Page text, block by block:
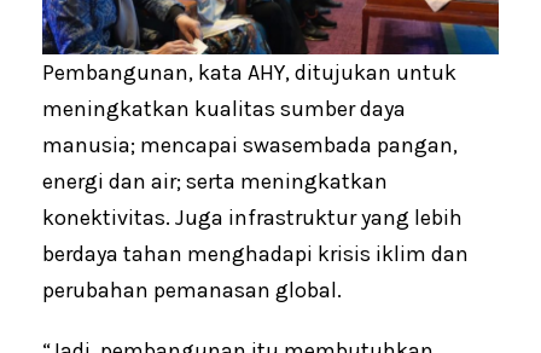
Pembangunan, kata AHY, ditujukan untuk
meningkatkan kualitas sumber daya
manusia; mencapai swasembada pangan,
energi dan air; serta meningkatkan
konektivitas. Juga infrastruktur yang lebih
berdaya tahan menghadapi krisis iklim dan
perubahan pemanasan global.